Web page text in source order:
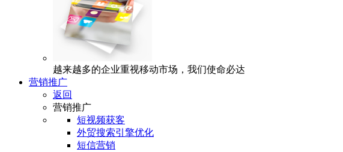
越来越多的企业重视移动市场，我们使命必达
营销推广
返回
营销推广
短视频获客
外贸搜索引擎优化
短信营销